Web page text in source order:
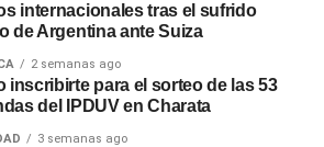
internacionales tras el sufrido
de Argentina ante Suiza
2 semanas ago
inscribirte para el sorteo de las 53
del IPDUV en Charata
3 semanas ago